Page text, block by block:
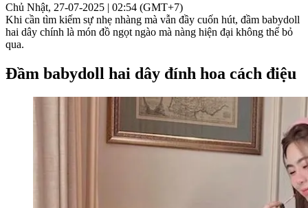
Chủ Nhật, 27-07-2025 | 02:54 (GMT+7)
Khi cần tìm kiếm sự nhẹ nhàng mà vẫn đầy cuốn hút, đầm babydoll
hai dây chính là món đồ ngọt ngào mà nàng hiện đại không thể bỏ
qua.
Đầm babydoll hai dây đính hoa cách điệu